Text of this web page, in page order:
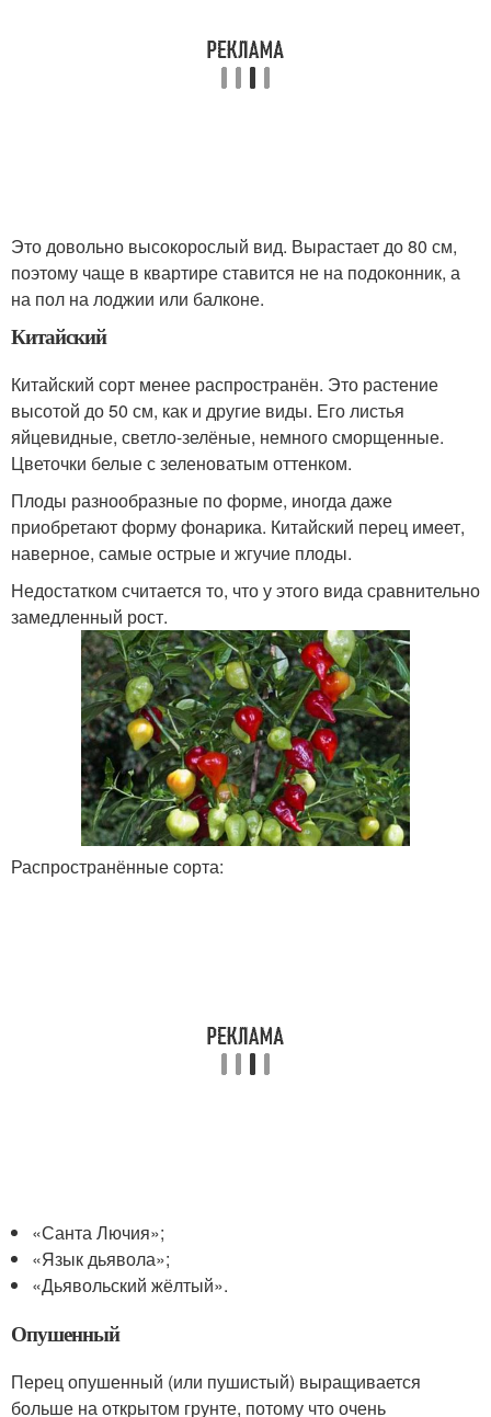
Это довольно высокорослый вид. Вырастает до 80 см,
поэтому чаще в квартире ставится не на подоконник, а
на пол на лоджии или балконе.
Китайский
Китайский сорт менее распространён. Это растение
высотой до 50 см, как и другие виды. Его листья
яйцевидные, светло-зелёные, немного сморщенные.
Цветочки белые с зеленоватым оттенком.
Плоды разнообразные по форме, иногда даже
приобретают форму фонарика. Китайский перец имеет,
наверное, самые острые и жгучие плоды.
Недостатком считается то, что у этого вида сравнительно
замедленный рост.
Распространённые сорта:
«Санта Лючия»;
«Язык дьявола»;
«Дьявольский жёлтый».
Опушенный
Перец опушенный (или пушистый) выращивается
больше на открытом грунте, потому что очень